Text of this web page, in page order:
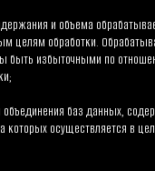
и объема
целям обработки.
быть избыточными по
объединения баз данных,
которых осуществляется в